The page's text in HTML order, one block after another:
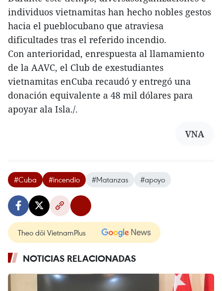
individuos vietnamitas han hecho nobles gestos
hacia el pueblocubano que atraviesa
dificultades tras el referido incendio.
Con anterioridad, enrespuesta al llamamiento
de la AAVC, el Club de exestudiantes
vietnamitas enCuba recaudó y entregó una
donación equivalente a 48 mil dólares para
apoyar ala Isla./.
VNA
#Cuba #incendio #Matanzas #apoyo
Theo dõi VietnamPlus
NOTICIAS RELACIONADAS